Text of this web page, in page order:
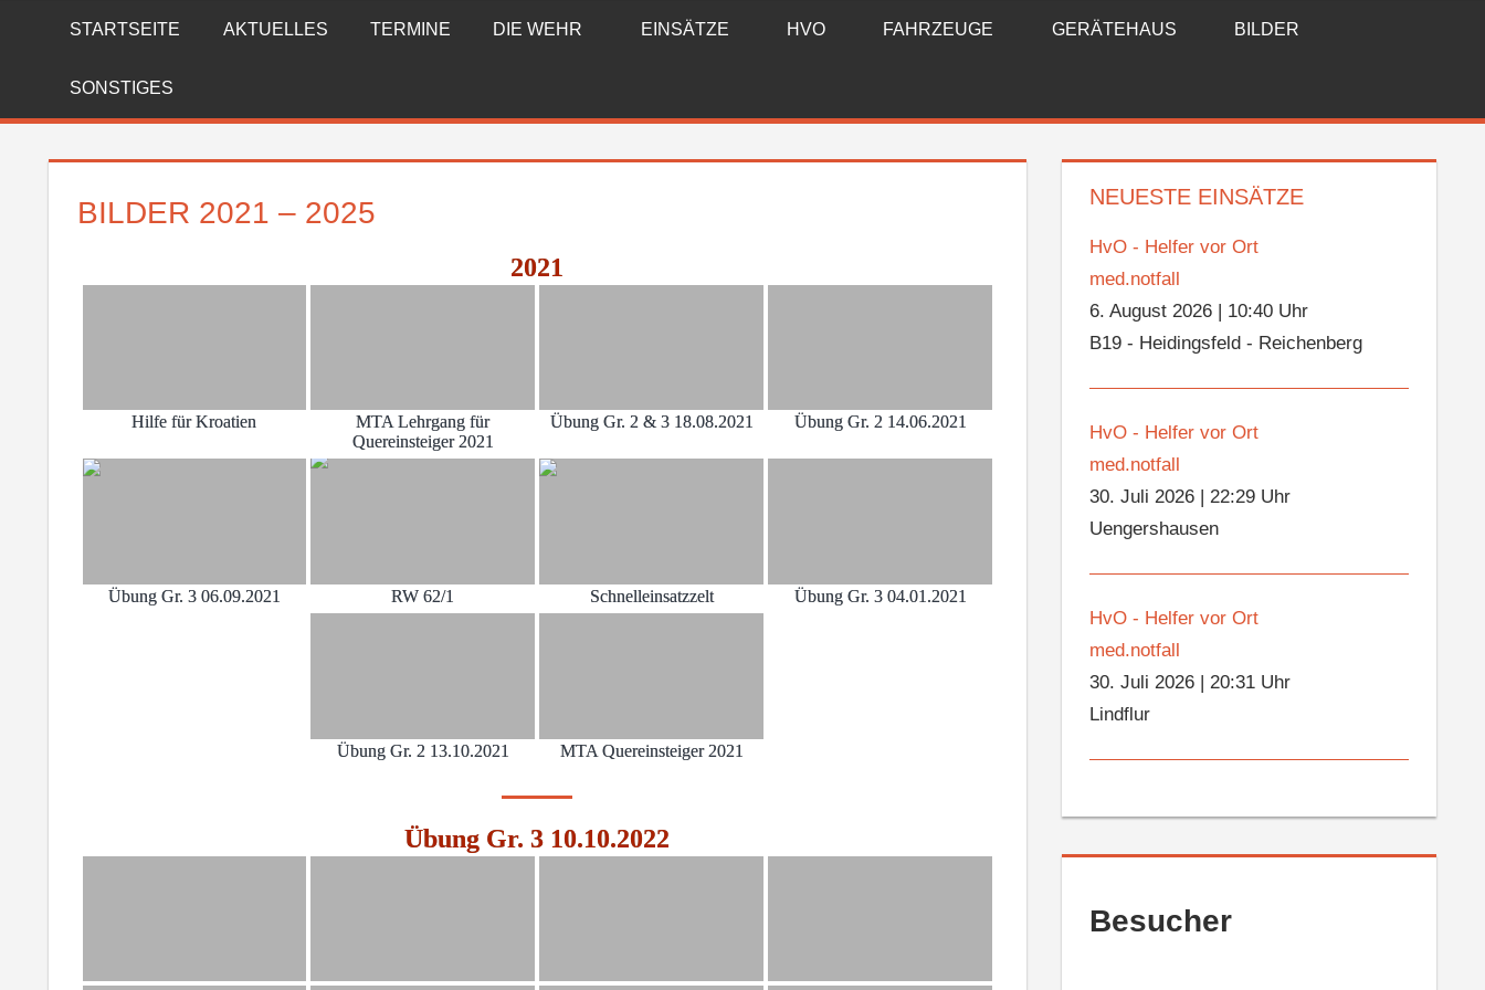
FREIWILLIGE
FEUERWEHR
REICHENBERG
STARTSEITE AKTUELLES TERMINE DIE WEHR EINSÄTZE HVO FAHRZEUGE GERÄTEHAUS BILDER
SONSTIGES
BILDER 2021 – 2025
2021
Hilfe für Kroatien
MTA Lehrgang für
Quereinsteiger 2021
Übung Gr. 2 & 3 18.08.2021 Übung Gr. 2 14.06.2021
Übung Gr. 3 06.09.2021 RW 62/1 Schnelleinsatzzelt Übung Gr. 3 04.01.2021
Übung Gr. 2 13.10.2021 MTA Quereinsteiger 2021
Übung Gr. 3 10.10.2022
NEUESTE EINSÄTZE
HvO - Helfer vor Ort
med.notfall
6. August 2026
10:40 Uhr
B19 - Heidingsfeld - Reichenberg
HvO - Helfer vor Ort
med.notfall
30. Juli 2026 |22:29 Uhr
Uengershausen
HvO - Helfer vor Ort
med.notfall
30. Juli 2026 |20:31 Uhr
Lindflur
Besucher